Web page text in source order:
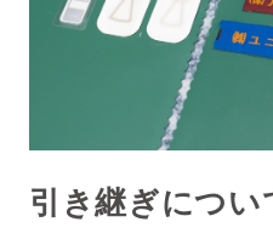
引き継ぎについ